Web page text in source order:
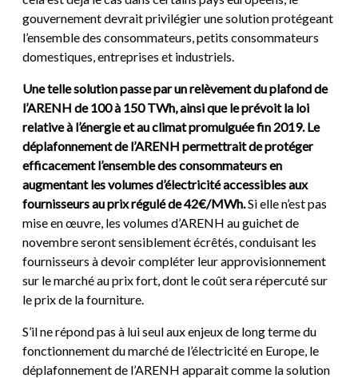
gouvernement devrait privilégier une solution protégeant
l’ensemble des consommateurs, petits consommateurs
domestiques, entreprises et industriels.
Une telle solution passe par un relèvement du plafond de
l’ARENH de 100 à 150 TWh, ainsi que le prévoit la loi
relative à l’énergie et au climat promulguée fin 2019. Le
déplafonnement de l’ARENH permettrait de protéger
efficacement l’ensemble des consommateurs en
augmentant les volumes d’électricité accessibles aux
fournisseurs au prix régulé de 42€/MWh.Si elle n’est pas
mise en œuvre, les volumes d’ARENH au guichet de
novembre seront sensiblement écrêtés, conduisant les
fournisseurs à devoir compléter leur approvisionnement
sur le marché au prix fort, dont le coût sera répercuté sur
le prix de la fourniture.
S’il ne répond pas à lui seul aux enjeux de long terme du
fonctionnement du marché de l’électricité en Europe, le
déplafonnement de l’ARENH apparait comme la solution